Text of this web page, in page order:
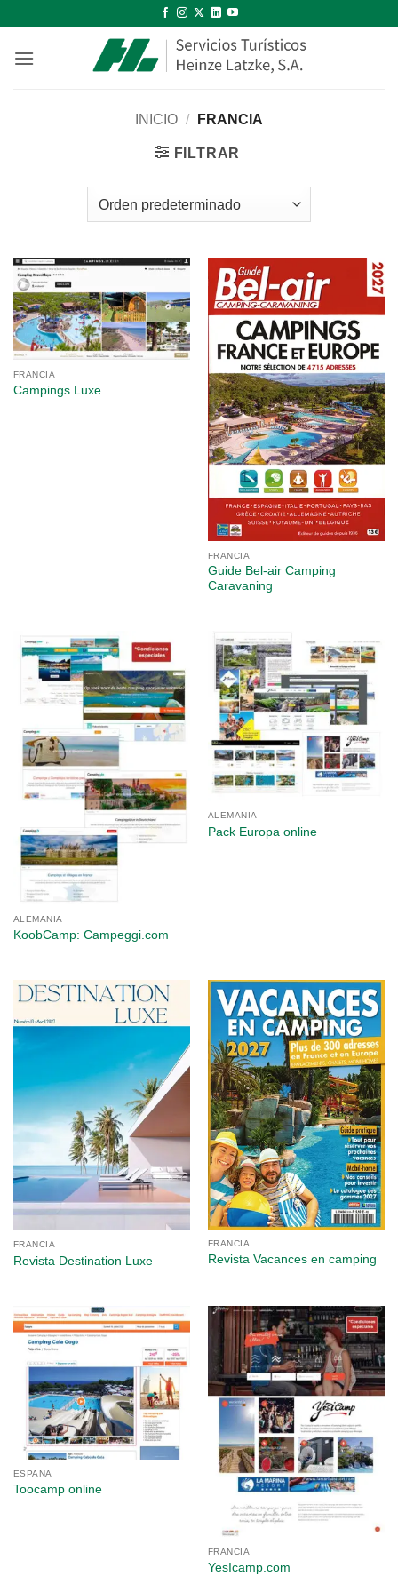
contenido
INICIO / FRANCIA
FILTRAR
FRANCIA
Campings.Luxe
FRANCIA
Guide Bel-air Camping
Caravaning
ALEMANIA
KoobCamp: Campeggi.com
ALEMANIA
Pack Europa online
FRANCIA
Revista Destination Luxe
FRANCIA
Revista Vacances en camping
ESPAÑA
Toocamp online
FRANCIA
YesIcamp.com